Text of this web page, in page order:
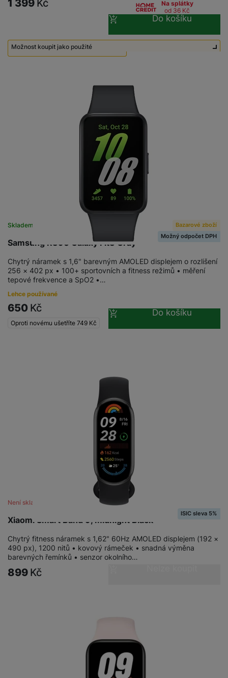
1 399 Kč
Na splátky
od 36 Kč
Do košíku
Možnost koupit jako použité
Samsung R390 Galaxy Fit3 Gray
Skladem na prodejně na 1 prodejně
Bazarové zboží
Možný odpočet DPH
Chytrý náramek s 1,6" barevným AMOLED displejem o rozlišení
256 × 402 px • 100+ sportovních a fitness režimů • měření
tepové frekvence a SpO2 •…
Lehce používané
650 Kč
Oproti novému ušetříte 749 Kč
Do košíku
Xiaomi Smart Band 9, Midnight Black
Není skladem
ISIC sleva 5%
Chytrý fitness náramek s 1,62" 60Hz AMOLED displejem (192 ×
490 px), 1200 nitů • kovový rámeček • snadná výměna
barevných řemínků • senzor okolního…
899 Kč